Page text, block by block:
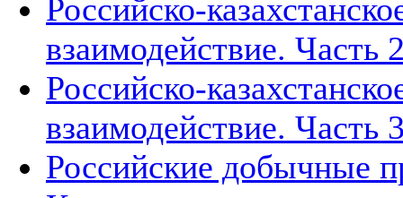
Российско-
взаимодействие. Часть
Российско-
взаимодействие. Часть
Российские добычные